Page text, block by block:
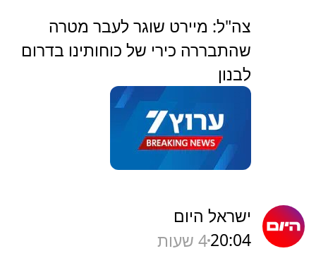
‏צה"ל: מיירט שוגר לעבר מטרה
שהתבררה כירי של כוחותינו בדרום
לבנון
ישראל היום
20:044 שעות